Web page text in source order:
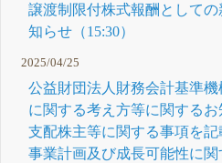
譲渡制限付株式報酬として
知らせ（15:30）
2025/04/25
公益財団法人財務会計基準
に関する考え方等に関するお
支配株主等に関する事項を記
事業計画及び成長可能性に関